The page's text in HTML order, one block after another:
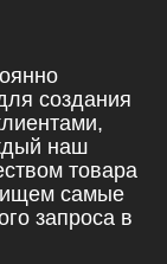
создания
наш
товара
ищем самые
запроса в